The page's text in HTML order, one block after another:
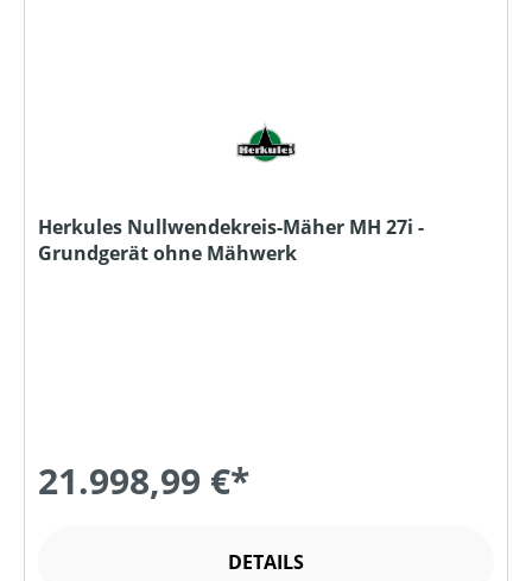
Herkules Nullwendekreis-Mäher MH 27i -
Grundgerät ohne Mähwerk
21.998,99 €*
DETAILS